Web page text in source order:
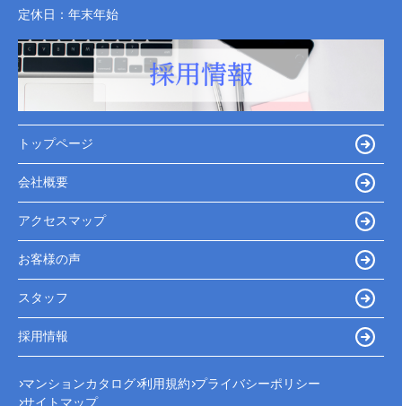
定休日： 年末年始
トップページ
会社概要
アクセスマップ
お客様の声
スタッフ
採用情報
マンションカタログ 利用規約 プライバシーポリシー
サイトマップ